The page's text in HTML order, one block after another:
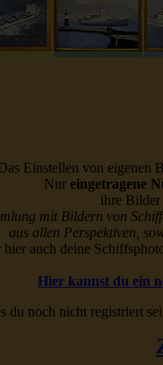
Einstellen von eigenen
Nur eingetragene
ihre Bilder
mit Bildern von
aus allen Perspektiven,
hier auch deine
Hier kannst du ein
du noch nicht registriert